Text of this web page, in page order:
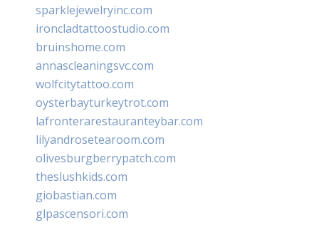
sparklejewelryinc.com
ironcladtattoostudio.com
bruinshome.com
annascleaningsvc.com
wolfcitytattoo.com
oysterbayturkeytrot.com
lafronterarestauranteybar.com
lilyandrosetearoom.com
olivesburgberrypatch.com
theslushkids.com
giobastian.com
glpascensori.com